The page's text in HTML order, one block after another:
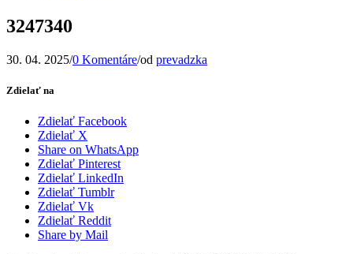
3247340
30. 04. 2025/0 Komentáre/od prevadzka
Zdielať na
Zdielať Facebook
Zdielať X
Share on WhatsApp
Zdielať Pinterest
Zdielať LinkedIn
Zdielať Tumblr
Zdielať Vk
Zdielať Reddit
Share by Mail